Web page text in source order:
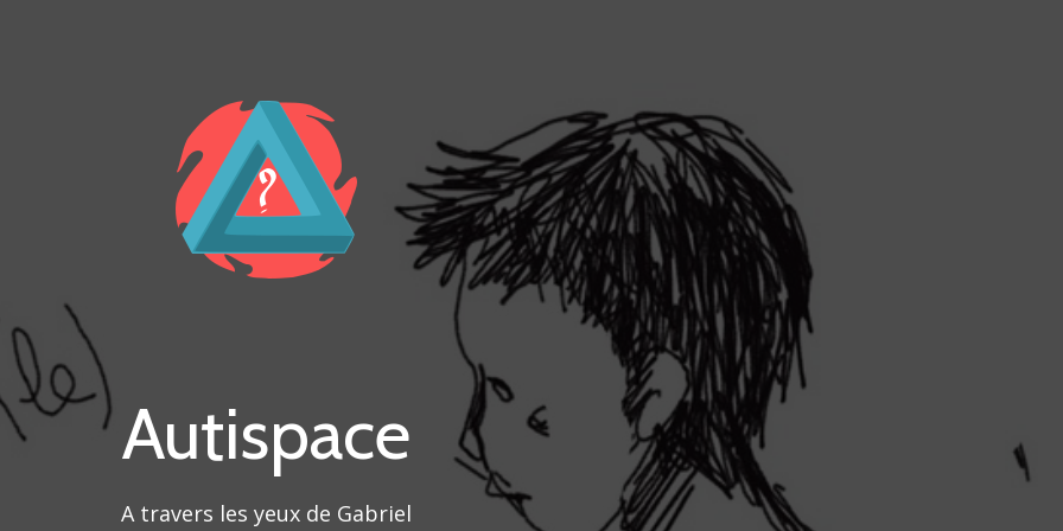
Autispace
A travers les yeux de Gabriel